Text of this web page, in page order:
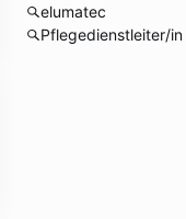
elumatec
Pflegedienstleiter/in